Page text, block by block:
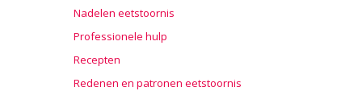
Nadelen eetstoornis
Professionele hulp
Recepten
Redenen en patronen eetstoornis